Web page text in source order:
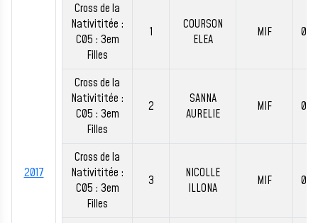
2017
Cross de la
Nativititée :
C05 : 3em
Filles
1
COURSON
ELEA
MIF
Cross de la
Nativititée :
C05 : 3em
Filles
2
SANNA
AURELIE
MIF
Cross de la
Nativititée :
C05 : 3em
Filles
3
NICOLLE
ILLONA
MIF